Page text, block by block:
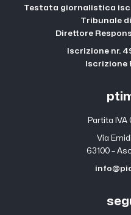
Testata giornalistica
Tribunale
Direttore
Iscrizione nr.
Iscrizione
Partita
Via
63100 –